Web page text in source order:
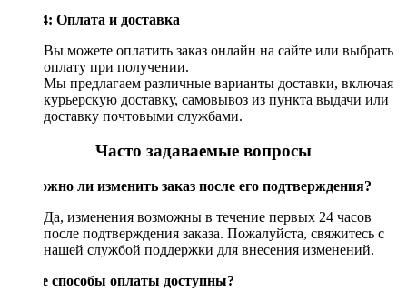
Шаг 4: Оплата и доставка
Вы можете оплатить заказ онлайн на сайте или выбрать
оплату при получении.
Мы предлагаем различные варианты доставки, включая
курьерскую доставку, самовывоз из пункта выдачи или
доставку почтовыми службами.
Часто задаваемые вопросы
Возможно ли изменить заказ после его подтверждения?
Да, изменения возможны в течение первых 24 часов
после подтверждения заказа. Пожалуйста, свяжитесь с
нашей службой поддержки для внесения изменений.
Какие способы оплаты доступны?